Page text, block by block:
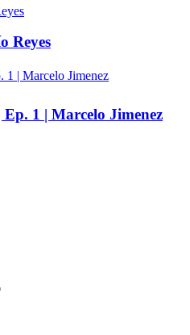
Reyes
1 | Marcelo Jimenez